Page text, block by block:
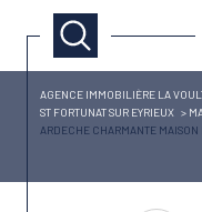
AGENCE IMMOBILIÈRE LA
ST FORTUNAT SUR EYRIEUX
ARDECHE CHARMANTE